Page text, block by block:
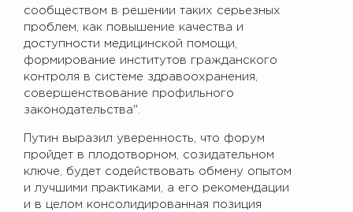
сообществом в решении таких серьезных
проблем, как повышение качества и
доступности медицинской помощи,
формирование институтов гражданского
контроля в системе здравоохранения,
совершенствование профильного
законодательства".
Путин выразил уверенность, что форум
пройдет в плодотворном, созидательном
ключе, будет содействовать обмену опытом
и лучшими практиками, а его рекомендации
и в целом консолидированная позиция